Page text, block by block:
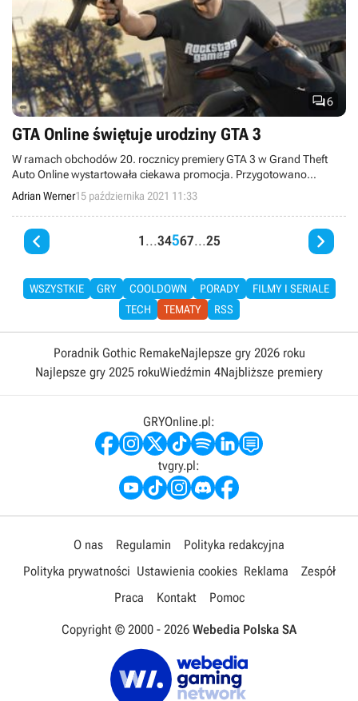
6
GTA Online świętuje urodziny GTA 3
W ramach obchodów 20. rocznicy premiery GTA 3 w Grand Theft
Auto Online wystartowała ciekawa promocja. Przygotowano
również wiele innych atrakcji, pozwalających szybciej gromadzić
nagrody.
Adrian Werner15 października 2021 11:33
 1 ...34567...25 
WSZYSTKIE GRY COOLDOWN PORADY
FILMY I SERIALE
TECH
TEMATY RSS
Poradnik Gothic RemakeNajlepsze gry 2026 roku
Najlepsze gry 2025 rokuWiedźmin 4Najbliższe premiery
GRYOnline.pl:
tvgry.pl:
O nas Regulamin
Polityka redakcyjna
Polityka prywatności Ustawienia cookies Reklama
Zespół
Praca
Kontakt Pomoc
Copyright © 2000 - 2026 Webedia Polska SA